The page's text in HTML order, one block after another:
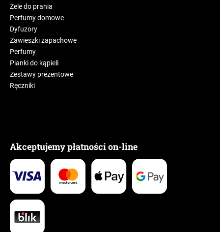
Żele do prania
Perfumy domowe
Dyfuzory
Zawieszki zapachowe
Perfumy
Pianki do kąpieli
Zestawy prezentowe
Ręczniki
Akceptujemy płatności on-line